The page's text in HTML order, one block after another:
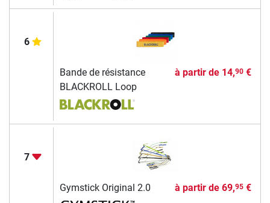
6
Bande de résistance
BLACKROLL Loop
à partir de 14,90€
7
Gymstick Original 2.0 à partir de 69,95€